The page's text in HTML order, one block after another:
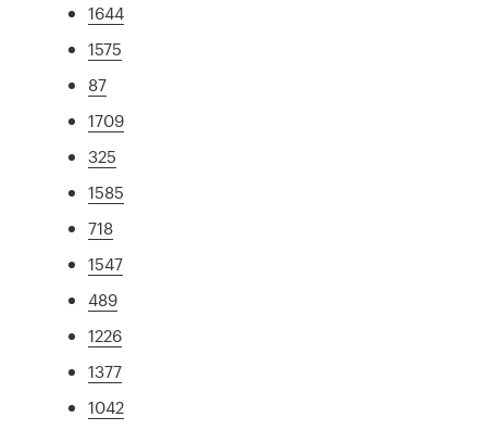
1644
1575
87
1709
325
1585
718
1547
489
1226
1377
1042